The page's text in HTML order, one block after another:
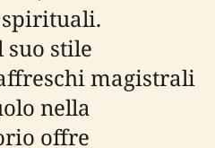
suo stile
magistrali
nella
offre